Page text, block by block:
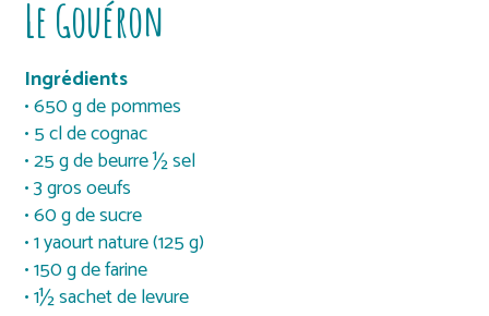
Le Gouéron
Ingrédients
• 650 g de pommes
• 5 cl de cognac
• 25 g de beurre ½ sel
• 3 gros oeufs
• 60 g de sucre
• 1 yaourt nature (125 g)
• 150 g de farine
• 1½ sachet de levure